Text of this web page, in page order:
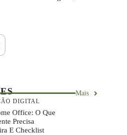
Mais
DIGITAL
Office: O Que
Precisa
E Checklist